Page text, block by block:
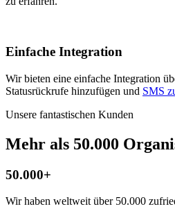
Einfache Integration
Wir bieten eine einfache Integration
Statusrückrufe hinzufügen und SMS
Unsere fantastischen Kunden
Mehr als 50.000
50.000+
Wir haben weltweit über 50.000